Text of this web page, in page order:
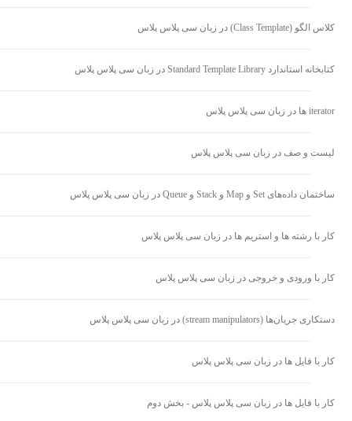
کلاس الگو (Class Template) در زبان سی پلاس پلاس
کتابخانه استاندارد Standard Template Library در زبان سی پلاس پلاس
لیست و صف در زبان سی پلاس پلاس
ساختمان داده‌های Set و Map و Stack و Queue در زبان سی پلاس پلاس
کار با رشته ها و استریم ها در زبان سی پلاس پلاس
کار با ورودی و خروجی در زبان سی پلاس پلاس
دستکاری جریان‌ها (stream manipulators) در زبان سی پلاس پلاس
کار با فایل ها در زبان سی پلاس پلاس
کار با فایل ها در زبان سی پلاس پلاس - بخش دوم